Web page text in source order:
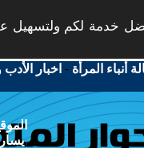
خدمة لكم ولتسهيل
أنباء المرأة - اخبار